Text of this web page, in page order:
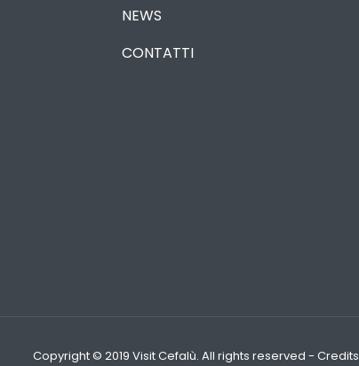
NEWS
CONTATTI
Copyright © 2019 Visit Cefalù. All rights reserved - Credits